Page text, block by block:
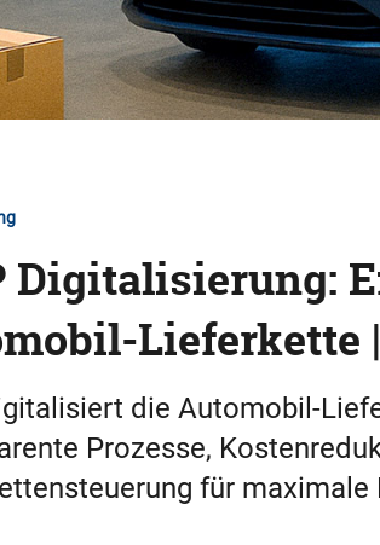
Digitalisierung:
Lieferkette
die Automobil-
Prozesse,
für maximale